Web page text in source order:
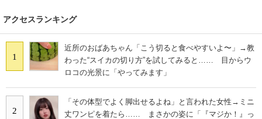
アクセスランキング
1
近所のおばあちゃん「こう切ると食べやすいよ〜」→教
わった“スイカの切り方”を試してみると…… 目からウ
ロコの光景に「やってみます」
2
「その体型でよく脚出せるよね」と言われた女性→ミニ
丈ワンピを着たら…… まさかの姿に「『マジか！』っ